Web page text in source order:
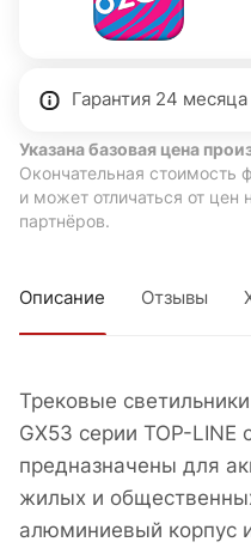
Гарантия 24 месяца
Указана базовая цена
Окончательная стоимость
и может отличаться от цен
партнёров.
Описание Отзывы
Трековые
GX53 серии TOP-LINE
предназначены для
жилых и
алюминиевый корпус